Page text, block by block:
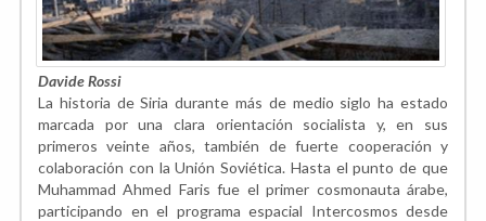
Davide Rossi
La historia de Siria durante más de medio siglo ha estado
marcada por una clara orientación socialista y, en sus
primeros veinte años, también de fuerte cooperación y
colaboración con la Unión Soviética. Hasta el punto de que
Muhammad Ahmed Faris fue el primer cosmonauta árabe,
participando en el programa espacial Intercosmos desde